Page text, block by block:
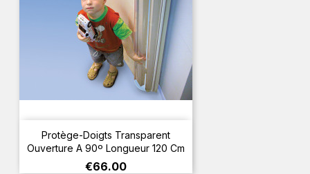
Protège-Doigts Transparent
Ouverture A 90º Longueur 120 Cm
Price
€66.00